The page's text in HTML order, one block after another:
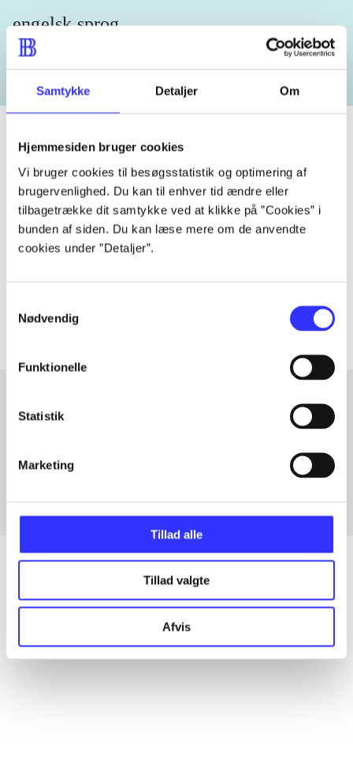
Samtykke Detaljer Om
Hjemmesiden bruger cookies
Vi bruger cookies til besøgsstatistik og optimering af
brugervenlighed. Du kan til enhver tid ændre eller
tilbagetrække dit samtykke ved at klikke på ”Cookies” i
bunden af siden. Du kan læse mere om de anvendte
cookies under ”Detaljer”.
Nødvendig
Funktionelle
Statistik
Marketing
Tillad alle
Tillad valgte
Afvis
engelsk sprog
Tidsskrift
Artiklen er en del af
lorem ipsum dolor sit amet ...
Artikler
Alle registrerede artikler fordelt på udgivelser